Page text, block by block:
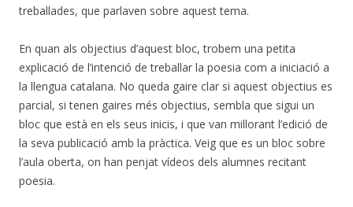
treballades, que parlaven sobre aquest tema.
En quan als objectius d’aquest bloc, trobem una petita
explicació de l’intenció de treballar la poesia com a iniciació a
la llengua catalana. No queda gaire clar si aquest objectius es
parcial, si tenen gaires més objectius, sembla que sigui un
bloc que està en els seus inicis, i que van millorant l’edició de
la seva publicació amb la pràctica. Veig que es un bloc sobre
l’aula oberta, on han penjat vídeos dels alumnes recitant
poesia.